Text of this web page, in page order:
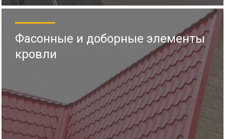
Фасонные и доборные элементы
кровли